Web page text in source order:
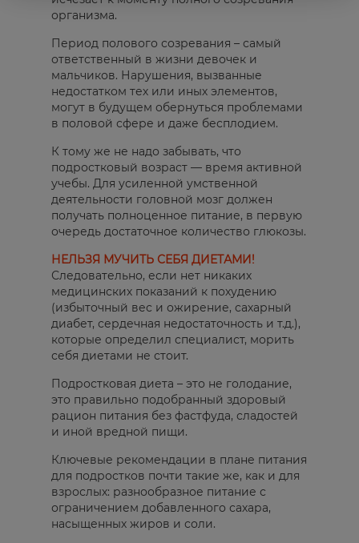
организма.
Период полового созревания – самый
ответственный в жизни девочек и
мальчиков. Нарушения, вызванные
недостатком тех или иных элементов,
могут в будущем обернуться проблемами
в половой сфере и даже бесплодием.
К тому же не надо забывать, что
подростковый возраст — время активной
учебы. Для усиленной умственной
деятельности головной мозг должен
получать полноценное питание, в первую
очередь достаточное количество глюкозы.
НЕЛЬЗЯ МУЧИТЬ СЕБЯ ДИЕТАМИ!
Следовательно, если нет никаких
медицинских показаний к похудению
(избыточный вес и ожирение, сахарный
диабет, сердечная недостаточность и т.д.),
которые определил специалист, морить
себя диетами не стоит.
Подростковая диета – это не голодание,
это правильно подобранный здоровый
рацион питания без фастфуда, сладостей
и иной вредной пищи.
Ключевые рекомендации в плане питания
для подростков почти такие же, как и для
взрослых: разнообразное питание с
ограничением добавленного сахара,
насыщенных жиров и соли.